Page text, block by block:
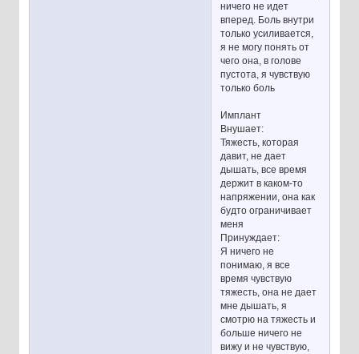
ничего не идет
вперед. Боль внутри
только усиливается,
я не могу понять от
чего она, в голове
пустота, я чувствую
только боль
Имплант
Внушает:
Тяжесть, которая
давит, не дает
дышать, все время
держит в каком-то
напряжении, она как
будто ограничивает
меня
Принуждает:
Я ничего не
понимаю, я все
время чувствую
тяжесть, она не дает
мне дышать, я
смотрю на тяжесть и
больше ничего не
вижу и не чувствую,